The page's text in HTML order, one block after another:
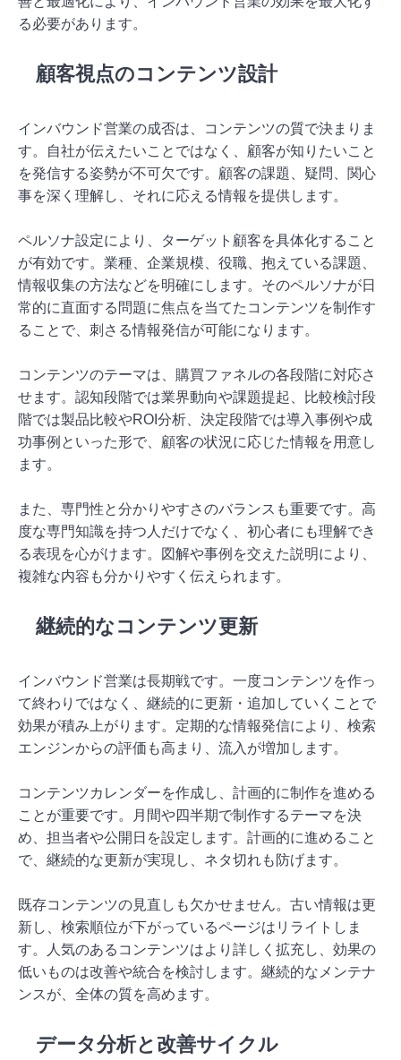
る必要があります。
顧客視点のコンテンツ設計
インバウンド営業の成否は、コンテンツの質で決まりま
す。自社が伝えたいことではなく、顧客が知りたいこと
を発信する姿勢が不可欠です。顧客の課題、疑問、関心
事を深く理解し、それに応える情報を提供します。
ペルソナ設定により、ターゲット顧客を具体化すること
が有効です。業種、企業規模、役職、抱えている課題、
情報収集の方法などを明確にします。そのペルソナが日
常的に直面する問題に焦点を当てたコンテンツを制作す
ることで、刺さる情報発信が可能になります。
コンテンツのテーマは、購買ファネルの各段階に対応さ
せます。認知段階では業界動向や課題提起、比較検討段
階では製品比較やROI分析、決定段階では導入事例や成
功事例といった形で、顧客の状況に応じた情報を用意し
ます。
また、専門性と分かりやすさのバランスも重要です。高
度な専門知識を持つ人だけでなく、初心者にも理解でき
る表現を心がけます。図解や事例を交えた説明により、
複雑な内容も分かりやすく伝えられます。
継続的なコンテンツ更新
インバウンド営業は長期戦です。一度コンテンツを作っ
て終わりではなく、継続的に更新・追加していくことで
効果が積み上がります。定期的な情報発信により、検索
エンジンからの評価も高まり、流入が増加します。
コンテンツカレンダーを作成し、計画的に制作を進める
ことが重要です。月間や四半期で制作するテーマを決
め、担当者や公開日を設定します。計画的に進めること
で、継続的な更新が実現し、ネタ切れも防げます。
既存コンテンツの見直しも欠かせません。古い情報は更
新し、検索順位が下がっているページはリライトしま
す。人気のあるコンテンツはより詳しく拡充し、効果の
低いものは改善や統合を検討します。継続的なメンテナ
ンスが、全体の質を高めます。
データ分析と改善サイクル